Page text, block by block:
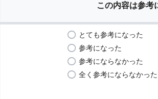
この内容は参考
とても参考になった
参考になった
参考にならなかった
全く参考にならなかった